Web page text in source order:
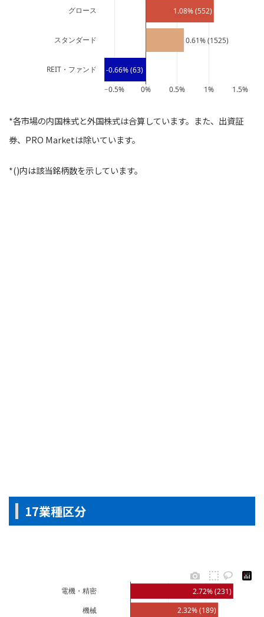
-0.66% (63)
0.61% (1525)
1.08% (552)
−0.5% 0% 0.5% 1% 1.5%
REIT・ファンド
スタンダード
グロース
*各市場の内国株式と外国株式は合算しています。また、出資証
券、PRO Marketは除いています。
*()内は該当銘柄数を示しています。
17業種区分
2.32% (189)
2.72% (231)
機械
電機・精密